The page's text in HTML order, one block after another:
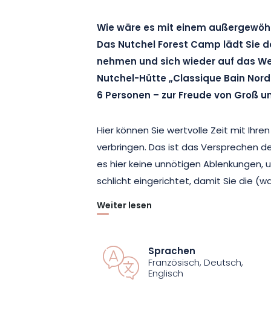
Wie wäre es mit einem
Das Nutchel Forest Camp lädt Sie
nehmen und sich wieder auf das
Nutchel-Hütte „Classique Bain
6 Personen – zur Freude von Groß
Hier können Sie wertvolle Zeit mit
verbringen. Das ist das Versprechen
es hier keine unnötigen Ablenkungen,
schlicht eingerichtet, damit Sie die
Suchen Sie nicht nach WLAN. Es gibt
Besseres: einen atemberaubenden
Vogesen. Eine Aussicht, die Sie von
sogar vom Inneren der Hütte aus
Weiter lesen
Sprachen
Französisch, Deutsch,
Englisch